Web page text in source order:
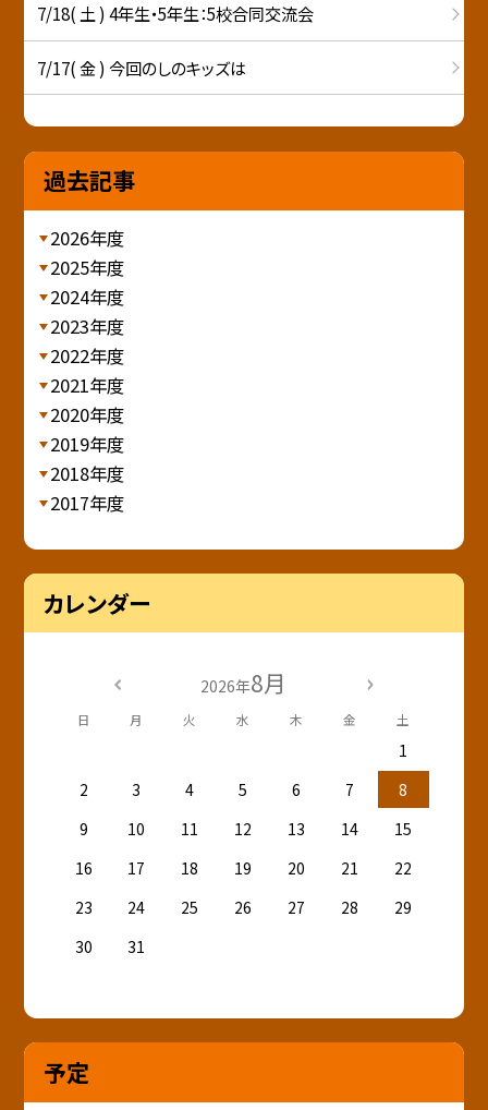
7/18( 土 ) 4年生・5年生：5校合同交流会
7/17( 金 ) 今回のしのキッズは
過去記事
2026年度
2025年度
2024年度
2023年度
2022年度
2021年度
2020年度
2019年度
2018年度
2017年度
カレンダー
2026年8月
日 月 火 水 木 金 土
1
2
3 4 5 6 7
8
9
10 11 12 13 14
15
16
17 18 19 20 21
22
23
24 25 26 27 28
29
30
31
予定